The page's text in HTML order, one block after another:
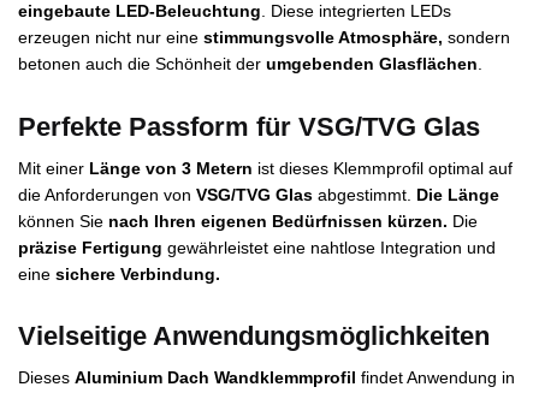
eingebaute LED-Beleuchtung. Diese integrierten LEDs
erzeugen nicht nur eine stimmungsvolle Atmosphäre, sondern
betonen auch die Schönheit der umgebenden Glasflächen.
Perfekte Passform für VSG/TVG Glas
Mit einer Länge von 3 Metern ist dieses Klemmprofil optimal auf
die Anforderungen von VSG/TVG Glas abgestimmt. Die Länge
können Sie nach Ihren eigenen Bedürfnissen kürzen. Die
präzise Fertigung gewährleistet eine nahtlose Integration und
eine sichere Verbindung.
Vielseitige Anwendungsmöglichkeiten
Dieses Aluminium Dach Wandklemmprofil findet Anwendung in